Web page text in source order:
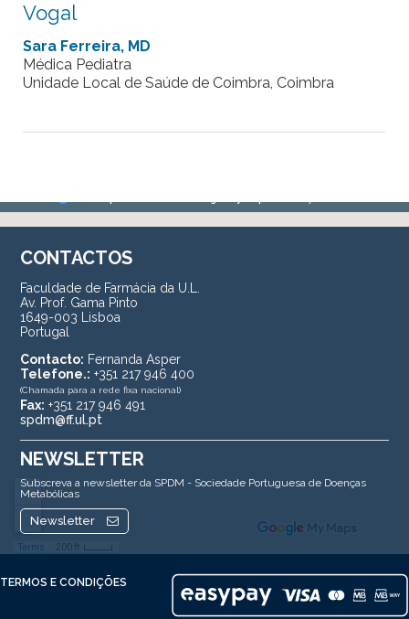
Vogal
Sara Ferreira, MD
Médica Pediatra
Unidade Local de Saúde de Coimbra, Coimbra
CONTACTOS
Faculdade de Farmácia da U.L.
Av. Prof. Gama Pinto
1649-003 Lisboa
Portugal
Contacto: Fernanda Asper
Telefone.: +351 217 946 400
(Chamada para a rede fixa nacional)
Fax: +351 217 946 491
spdm@ff.ul.pt
NEWSLETTER
Subscreva a newsletter da SPDM - Sociedade Portuguesa de Doenças
Metabólicas
Newsletter
TERMOS E CONDIÇÕES